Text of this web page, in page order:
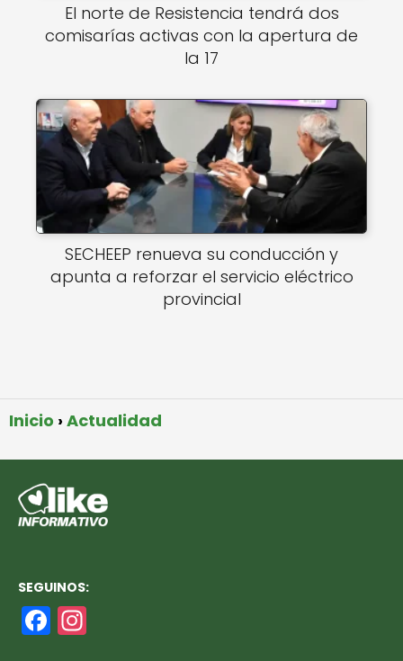
El norte de Resistencia tendrá dos
comisarías activas con la apertura de
la 17
SECHEEP renueva su conducción y
apunta a reforzar el servicio eléctrico
provincial
Inicio Actualidad
SEGUINOS:
F
a